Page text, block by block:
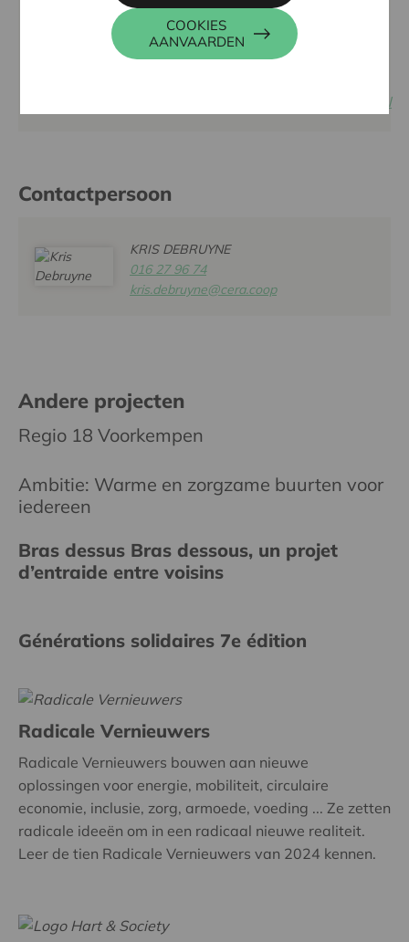
03 470 10 89
veerkrachtigbroechem@gmail.com
www.veerkrachtigranst.be/deelgemeentenbroechem.html
Contactpersoon
KRIS DEBRUYNE
016 27 96 74
kris.debruyne@cera.coop
Andere projecten
Regio 18 Voorkempen
Ambitie: Warme en zorgzame buurten voor
iedereen
Bras dessus Bras dessous, un projet
d’entraide entre voisins
Générations solidaires 7e édition
Radicale Vernieuwers
Radicale Vernieuwers bouwen aan nieuwe
oplossingen voor energie, mobiliteit, circulaire
economie, inclusie, zorg, armoede, voeding ... Ze zetten
radicale ideeën om in een radicaal nieuwe realiteit.
Leer de tien Radicale Vernieuwers van 2024 kennen.
COOKIES
AANVAARDEN